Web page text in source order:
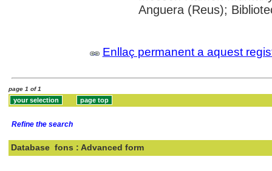
Anguera (Reus);
Enllaç permanent a aquest
page 1 of 1
Refine the search
Database fons : Advanced form